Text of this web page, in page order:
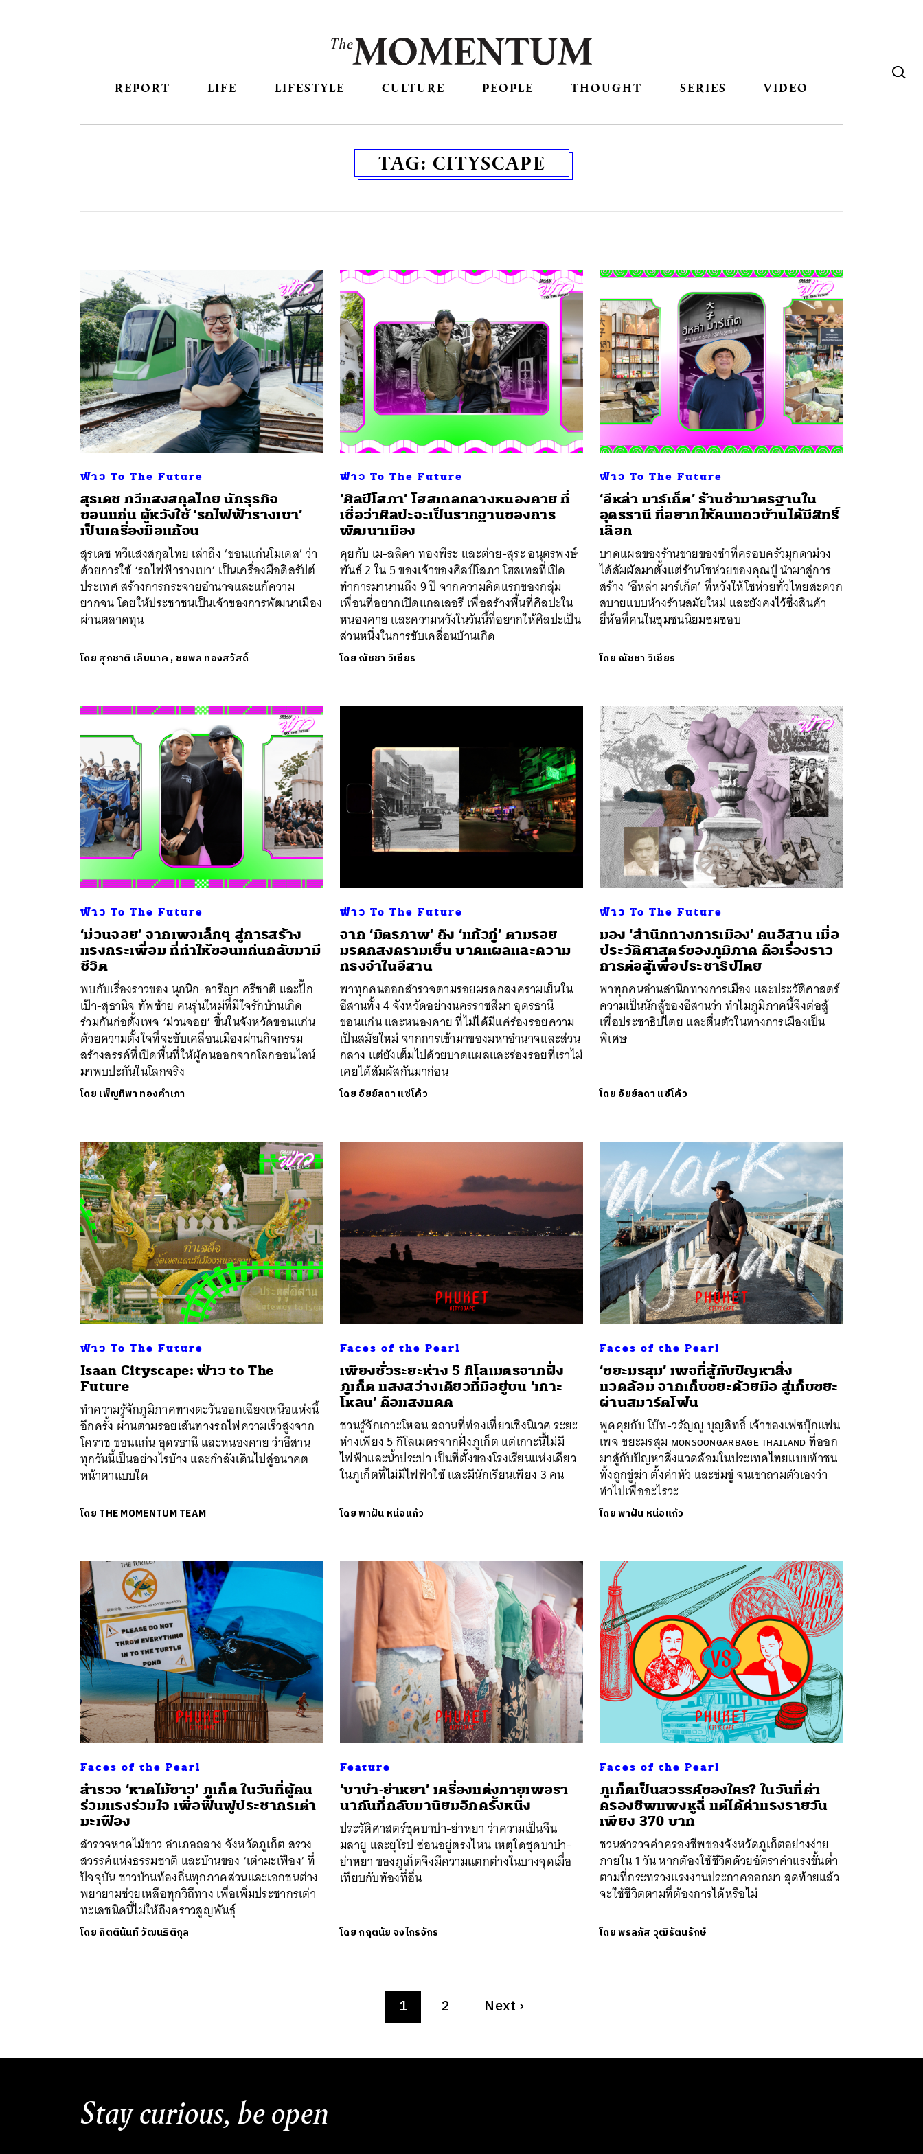
REPORT LIFE LIFESTYLE CULTURE PEOPLE THOUGHT SERIES VIDEO
TAG: CITYSCAPE
ฟ่าว To The Future
สุรเดช ทวีแสงสกุลไทย นักธุรกิจ
ขอนแก่น ผู้หวังใช้ ‘รถไฟฟ้ารางเบา’
เป็นเครื่องมือแก้จน
สุรเดช ทวีแสงสกุลไทย เล่าถึง ‘ขอนแก่นโมเดล’ ว่า
ด้วยการใช้ ‘รถไฟฟ้ารางเบา’ เป็นเครื่องมือดิสรัปต์
ประเทศ สร้างการกระจายอำนาจและแก้ความ
ยากจน โดยให้ประชาชนเป็นเจ้าของการพัฒนาเมือง
ผ่านตลาดทุน
โดย สุภชาติ เล็บนาค, ชยพล ทองสวัสดิ์
ฟ่าว To The Future
‘ศิลป์โสภา’ โฮสเทลกลางหนองคาย ที่
เชื่อว่าศิลปะจะเป็นรากฐานของการ
พัฒนาเมือง
คุยกับ เม-ลลิดา ทองพีระ และต่าย-สุระ อนุตรพงษ์
พันธ์ 2 ใน 5 ของเจ้าของศิลป์โสภา โฮสเทลที่เปิด
ทำการมานานถึง 9 ปี จากความคิดแรกของกลุ่ม
เพื่อนที่อยากเปิดแกลเลอรี เพื่อสร้างพื้นที่ศิลปะใน
หนองคาย และความหวังในวันนี้ที่อยากให้ศิลปะเป็น
ส่วนหนึ่งในการขับเคลื่อนบ้านเกิด
โดย ณัชชา วิเชียร
ฟ่าว To The Future
‘อีหล่า มาร์เก็ต’ ร้านชำมาตรฐานใน
อุดรธานี ที่อยากให้คนแถวบ้านได้มีสิทธิ์
เลือก
บาดแผลของร้านขายของชำที่ครอบครัวมุกดาม่วง
ได้สัมผัสมาตั้งแต่ร้านโชห่วยของคุณปู่ นำมาสู่การ
สร้าง ‘อีหล่า มาร์เก็ต’ ที่หวังให้โชห่วยทั่วไทยสะดวก
สบายแบบห้างร้านสมัยใหม่ และยังคงไว้ซึ่งสินค้า
ยี่ห้อที่คนในชุมชนนิยมชมชอบ
โดย ณัชชา วิเชียร
ฟ่าว To The Future
‘ม่วนจอย’ จากเพจเล็กๆ สู่การสร้าง
แรงกระเพื่อม ที่ทำให้ขอนแก่นกลับมามี
ชีวิต
พบกับเรื่องราวของ นุกนิก-อารีญา ศรีชาติ และปั๊ก
เป้า-สุธานิจ ทัพซ้าย คนรุ่นใหม่ที่มีใจรักบ้านเกิด
ร่วมกันก่อตั้งเพจ ‘ม่วนจอย’ ขึ้นในจังหวัดขอนแก่น
ด้วยความตั้งใจที่จะขับเคลื่อนเมืองผ่านกิจกรรม
สร้างสรรค์ที่เปิดพื้นที่ให้ผู้คนออกจากโลกออนไลน์
มาพบปะกันในโลกจริง
โดย เพ็ญทิพา ทองคำเภา
ฟ่าว To The Future
จาก ‘มิตรภาพ’ ถึง ‘แก้วกู่’ ตามรอย
มรดกสงครามเย็น บาดแผลและความ
ทรงจำในอีสาน
พาทุกคนออกสำรวจตามรอยมรดกสงครามเย็นใน
อีสานทั้ง 4 จังหวัดอย่างนครราชสีมา อุดรธานี
ขอนแก่น และหนองคาย ที่ไม่ได้มีแค่ร่องรอยความ
เป็นสมัยใหม่ จากการเข้ามาของมหาอำนาจและส่วน
กลาง แต่ยังเต็มไปด้วยบาดแผลและร่องรอยที่เราไม่
เคยได้สัมผัสกันมาก่อน
โดย อัยย์ลดา แซ่โค้ว
ฟ่าว To The Future
มอง ‘สำนึกทางการเมือง’ คนอีสาน เมื่อ
ประวัติศาสตร์ของภูมิภาค คือเรื่องราว
การต่อสู้เพื่อประชาธิปไตย
พาทุกคนอ่านสำนึกทางการเมือง และประวัติศาสตร์
ความเป็นนักสู้ของอีสานว่า ทำไมภูมิภาคนี้จึงต่อสู้
เพื่อประชาธิปไตย และตื่นตัวในทางการเมืองเป็น
พิเศษ
โดย อัยย์ลดา แซ่โค้ว
ฟ่าว To The Future
Isaan Cityscape: ฟ่าว to The
Future
ทำความรู้จักภูมิภาคทางตะวันออกเฉียงเหนือแห่งนี้
อีกครั้ง ผ่านตามรอยเส้นทางรถไฟความเร็วสูงจาก
โคราช ขอนแก่น อุดรธานี และหนองคาย ว่าอีสาน
ทุกวันนี้เป็นอย่างไรบ้าง และกำลังเดินไปสู่อนาคต
หน้าตาแบบใด
โดย THE MOMENTUM TEAM
Faces of the Pearl
เพียงชั่วระยะห่าง 5 กิโลเมตรจากฝั่ง
ภูเก็ต แสงสว่างเดียวที่มีอยู่บน ‘เกาะ
โหลน’ คือแสงแดด
ชวนรู้จักเกาะโหลน สถานที่ท่องเที่ยวเชิงนิเวศ ระยะ
ห่างเพียง 5 กิโลเมตรจากฝั่งภูเก็ต แต่เกาะนี้ไม่มี
ไฟฟ้าและน้ำประปา เป็นที่ตั้งของโรงเรียนแห่งเดียว
ในภูเก็ตที่ไม่มีไฟฟ้าใช้ และมีนักเรียนเพียง 3 คน
โดยพาฝัน หน่อแก้ว
Faces of the Pearl
‘ขยะมรสุม’ เพจที่สู้กับปัญหาสิ่ง
แวดล้อม จากเก็บขยะด้วยมือ สู่เก็บขยะ
ผ่านสมาร์ตโฟน
พูดคุยกับ โบ๊ท-วรัญญู บุญสิทธิ์ เจ้าของเฟซบุ๊กแฟน
เพจ ขยะมรสุม ᴍᴏɴsᴏᴏɴɢᴀʀʙᴀɢᴇ ᴛʜᴀɪʟᴀɴᴅ ที่ออก
มาสู้กับปัญหาสิ่งแวดล้อมในประเทศไทยแบบท้าชน
ทั้งถูกขู่ฆ่า ตั้งค่าหัว และข่มขู่ จนเขาถามตัวเองว่า
ทำไปเพื่ออะไรวะ
โดยพาฝัน หน่อแก้ว
Faces of the Pearl
สำรวจ ‘หาดไม้ขาว’ ภูเก็ต ในวันที่ผู้คน
ร่วมแรงร่วมใจ เพื่อฟื้นฟูประชากรเต่า
มะเฟือง
สำรวจหาดไม้ขาว อำเภอถลาง จังหวัดภูเก็ต สรวง
สวรรค์แห่งธรรมชาติ และบ้านของ ‘เต่ามะเฟือง’ ที่
ปัจจุบัน ชาวบ้านท้องถิ่นทุกภาคส่วนและเอกชนต่าง
พยายามช่วยเหลือทุกวิถีทาง เพื่อเพิ่มประชากรเต่า
ทะเลชนิดนี้ไม่ให้ถึงคราวสูญพันธุ์
โดย กิตตินันท์ วัฒนธิติกุล
Feature
‘บาบ๋า-ย่าหยา’ เครื่องแต่งกายเพอรา
นากันที่กลับมานิยมอีกครั้งหนึ่ง
ประวัติศาสตร์ชุดบาบ๋า-ย่าหยา ว่าความเป็นจีน
มลายู และยุโรป ซ่อนอยู่ตรงไหน เหตุใดชุดบาบ๋า-
ย่าหยา ของภูเก็ตจึงมีความแตกต่างในบางจุดเมื่อ
เทียบกับท้องที่อื่น
โดย กฤตนัย จงไกรจักร
Faces of the Pearl
ภูเก็ตเป็นสวรรค์ของใคร? ในวันที่ค่า
ครองชีพแพงหูฉี่ แต่ได้ค่าแรงรายวัน
เพียง 370 บาท
ชวนสำรวจค่าครองชีพของจังหวัดภูเก็ตอย่างง่าย
ภายใน 1 วัน หากต้องใช้ชีวิตด้วยอัตราค่าแรงขั้นต่ำ
ตามที่กระทรวงแรงงานประกาศออกมา สุดท้ายแล้ว
จะใช้ชีวิตตามที่ต้องการได้หรือไม่
โดยพรลภัส วุฒิรัตนรักษ์
1 2 Next ›
Stay curious, be open
ค้นหา
SHARE EMAIL